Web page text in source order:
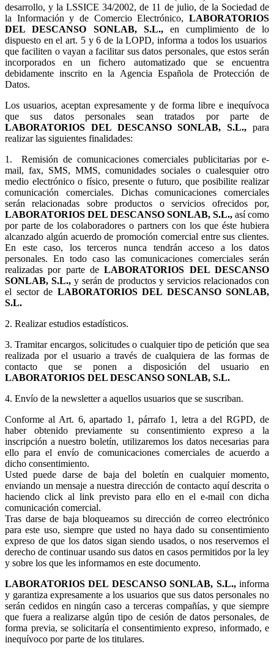
desarrollo, y la LSSICE 34/2002, de 11 de julio, de la Sociedad de
la Información y de Comercio Electrónico, LABORATORIOS
DEL DESCANSO SONLAB, S.L.,en cumplimiento de lo
dispuesto en el art. 5 y 6 de la LOPD, informa a todos los usuarios
que faciliten o vayan a facilitar sus datos personales, que estos serán
incorporados en un fichero automatizado que se encuentra
debidamente inscrito en la Agencia Española de Protección de
Datos.
Los usuarios, aceptan expresamente y de forma libre e inequívoca
que sus datos personales sean tratados por parte de
LABORATORIOS DEL DESCANSO SONLAB, S.L., para
realizar las siguientes finalidades:
1.Remisión de comunicaciones comerciales publicitarias por e-
mail, fax, SMS, MMS, comunidades sociales o cualesquier otro
medio electrónico o físico, presente o futuro, que posibilite realizar
comunicación comerciales. Dichas comunicaciones comerciales
serán relacionadas sobre productos o servicios ofrecidos por,
LABORATORIOS DEL DESCANSO SONLAB, S.L., así como
por parte de los colaboradores o partners con los que éste hubiera
alcanzado algún acuerdo de promoción comercial entre sus clientes.
En este caso, los terceros nunca tendrán acceso a los datos
personales. En todo caso las comunicaciones comerciales serán
realizadas por parte deLABORATORIOS DEL DESCANSO
SONLAB, S.L., y serán de productos y servicios relacionados con
el sector de LABORATORIOS DEL DESCANSO SONLAB,
S.L.
2. Realizar estudios estadísticos.
3.Tramitar encargos, solicitudes o cualquier tipo de petición que sea
realizada por el usuario a través de cualquiera de las formas de
contacto que se ponen a disposición del usuario en
LABORATORIOS DEL DESCANSO SONLAB, S.L.
4. Envío de la newsletter a aquellos usuarios que se suscriban.
Conforme al Art. 6, apartado 1, párrafo 1, letra a del RGPD, de
haber obtenido previamente su consentimiento expreso a la
inscripción a nuestro boletín, utilizaremos los datos necesarias para
ello para el envío de comunicaciones comerciales de acuerdo a
dicho consentimiento.
Usted puede darse de baja del boletín en cualquier momento,
enviando un mensaje a nuestra dirección de contacto aquí descrita o
haciendo click al link previsto para ello en el e-mail con dicha
comunicación comercial.
Tras darse de baja bloqueamos su dirección de correo electrónico
para este uso, siempre que usted no haya dado su consentimiento
expreso de que los datos sigan siendo usados, o nos reservemos el
derecho de continuar usando sus datos en casos permitidos por la ley
y sobre los que les informamos en este documento.
LABORATORIOS DEL DESCANSO SONLAB, S.L.,informa
y garantiza expresamente a los usuarios que sus datos personales no
serán cedidos en ningún caso a terceras compañías, y que siempre
que fuera a realizarse algún tipo de cesión de datos personales, de
forma previa, se solicitaría el consentimiento expreso, informado, e
inequívoco por parte de los titulares.